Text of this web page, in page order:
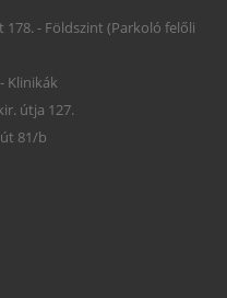
178. - Földszint (Parkoló felőli
Klinikák
útja 127.
út 81/b